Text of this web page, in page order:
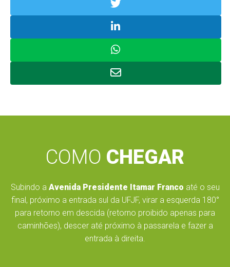
COMO CHEGAR
Subindo a Avenida Presidente Itamar Franco até o seu
final, próximo a entrada sul da UFJF, virar a esquerda 180°
para retorno em descida (retorno proibido apenas para
caminhões), descer até próximo à passarela e fazer a
entrada à direita.